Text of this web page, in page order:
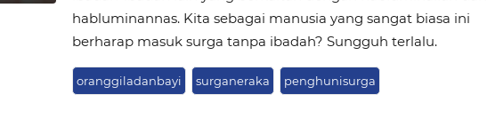
habluminannas. Kita sebagai manusia yang sangat biasa ini
berharap masuk surga tanpa ibadah? Sungguh terlalu.
oranggiladanbayi surganeraka penghunisurga